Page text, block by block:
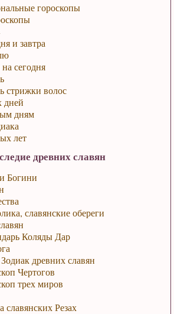
гороскопы
и завтра
сегодня
стрижки волос
дней
дням
лет
древних славян
Богини
славянские обереги
Коляды Дар
древних славян
Чертогов
трех миров
славянских Резах